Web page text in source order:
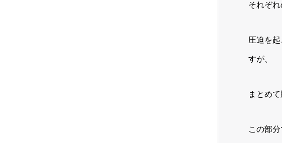
それぞ
圧迫を
すが、
まとめ
この部